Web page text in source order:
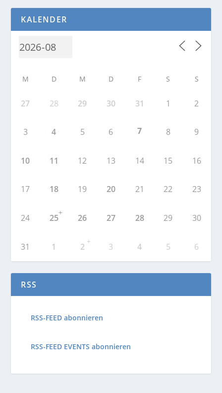
KALENDER
M D M D F S S
27 28 29 30 31 1 2
3 4 5 6 7 8 9
10 11 12 13 14 15 16
17 18 19 20 21 22 23
24 25
+
26 27 28 29 30
31 1 2
+
3 4 5 6
RSS
RSS-FEED abonnieren
RSS-FEED EVENTS abonnieren